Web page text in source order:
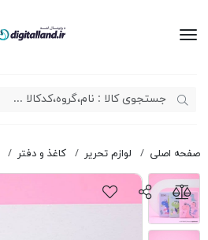
صفحه اصلی لوازم تحریر کاغذ و دفتر